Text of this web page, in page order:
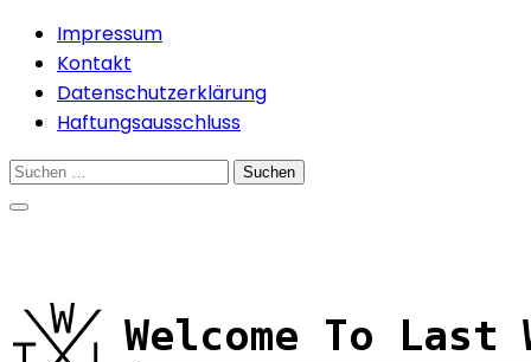
Skip
content
Impressum
Kontakt
Datenschutzerklärung
Haftungsausschluss
Suchen
nach: